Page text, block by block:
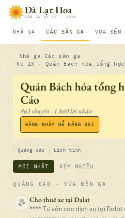
Bỏ qua nội dungĐà Lạt Hoa
SÂN GA KÝ ỨC · 2006
NHÀ GA CÁC SÂN GA VỪA ĐẾN
Nhà ga
Các sân ga
Ke IX · Quán Bách hóa tổng
Quán Bách hóa tổng
Cáo
863 chuyến · 1.860 lời nhắn
ĐĂNG NHẬP ĐỂ ĐĂNG BÀI
Quảng cáo Linh tinh
MỚI NHẤT XEM NHIỀU
QUẢNG CÁO · VỪA ĐẾN GA
Cho thuê xe tại Dalat
**** Tư vấn các dịch vụ tại Dalat